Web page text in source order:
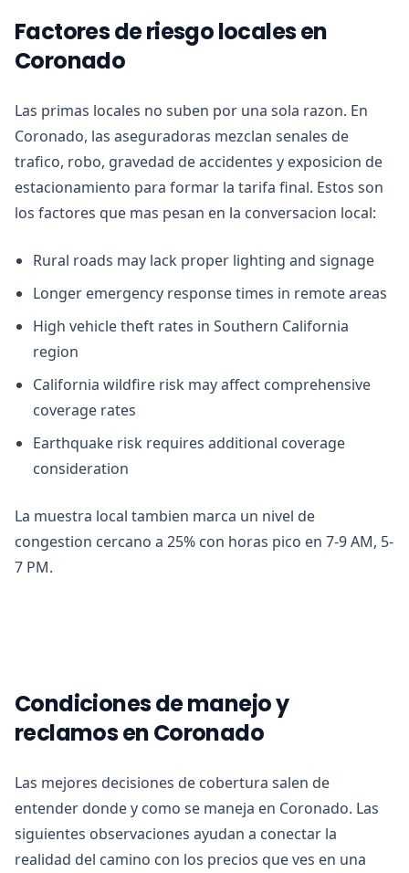
Factores de riesgo locales en
Coronado
Las primas locales no suben por una sola razon. En
Coronado, las aseguradoras mezclan senales de
trafico, robo, gravedad de accidentes y exposicion de
estacionamiento para formar la tarifa final. Estos son
los factores que mas pesan en la conversacion local:
Rural roads may lack proper lighting and signage
Longer emergency response times in remote areas
High vehicle theft rates in Southern California
region
California wildfire risk may affect comprehensive
coverage rates
Earthquake risk requires additional coverage
consideration
La muestra local tambien marca un nivel de
congestion cercano a 25% con horas pico en 7-9 AM, 5-
7 PM.
Condiciones de manejo y
reclamos en Coronado
Las mejores decisiones de cobertura salen de
entender donde y como se maneja en Coronado. Las
siguientes observaciones ayudan a conectar la
realidad del camino con los precios que ves en una